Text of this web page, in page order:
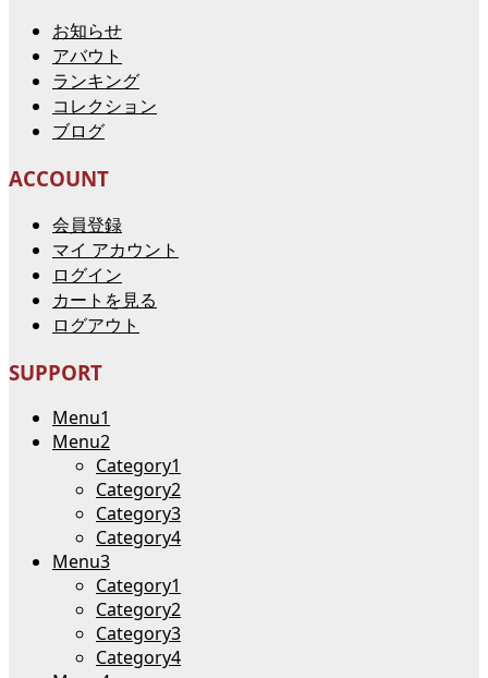
お知らせ
アバウト
ランキング
コレクション
ブログ
ACCOUNT
会員登録
マイ アカウント
ログイン
カートを見る
ログアウト
SUPPORT
Menu1
Menu2
Category1
Category2
Category3
Category4
Menu3
Category1
Category2
Category3
Category4